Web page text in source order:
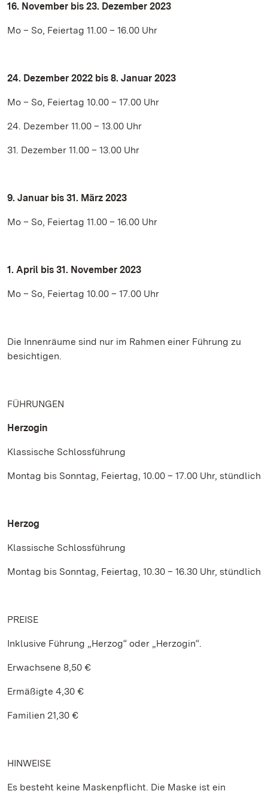
16. November bis 23. Dezember 2023
Mo – So, Feiertag 11.00 – 16.00 Uhr
24. Dezember 2022 bis 8. Januar 2023
Mo – So, Feiertag 10.00 – 17.00 Uhr
24. Dezember 11.00 – 13.00 Uhr
31. Dezember 11.00 – 13.00 Uhr
9. Januar bis 31. März 2023
Mo – So, Feiertag 11.00 – 16.00 Uhr
1. April bis 31. November 2023
Mo – So, Feiertag 10.00 – 17.00 Uhr
Die Innenräume sind nur im Rahmen einer Führung zu
besichtigen.
FÜHRUNGEN
Herzogin
Klassische Schlossführung
Montag bis Sonntag, Feiertag, 10.00 – 17.00 Uhr, stündlich
Herzog
Klassische Schlossführung
Montag bis Sonntag, Feiertag, 10.30 – 16.30 Uhr, stündlich
PREISE
Inklusive Führung „Herzog“ oder „Herzogin“.
Erwachsene 8,50 €
Ermäßigte 4,30 €
Familien 21,30 €
HINWEISE
Es besteht keine Maskenpflicht. Die Maske ist ein